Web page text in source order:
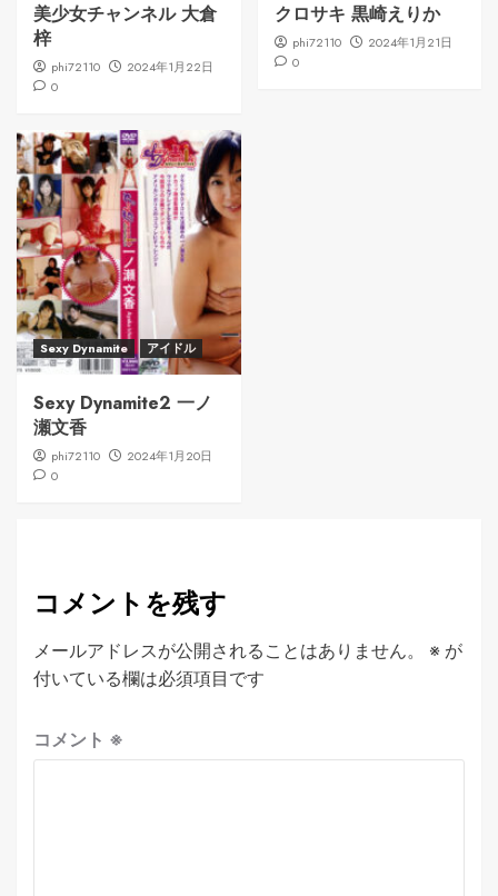
美少女チャンネル 大倉
梓
phi72110
2024年1月22日
0
クロサキ 黒崎えりか
phi72110
2024年1月21日
0
Sexy Dynamite アイドル
Sexy Dynamite2 一ノ
瀬文香
phi72110
2024年1月20日
0
コメントを残す
メールアドレスが公開されることはありません。 ※が
付いている欄は必須項目です
コメント ※